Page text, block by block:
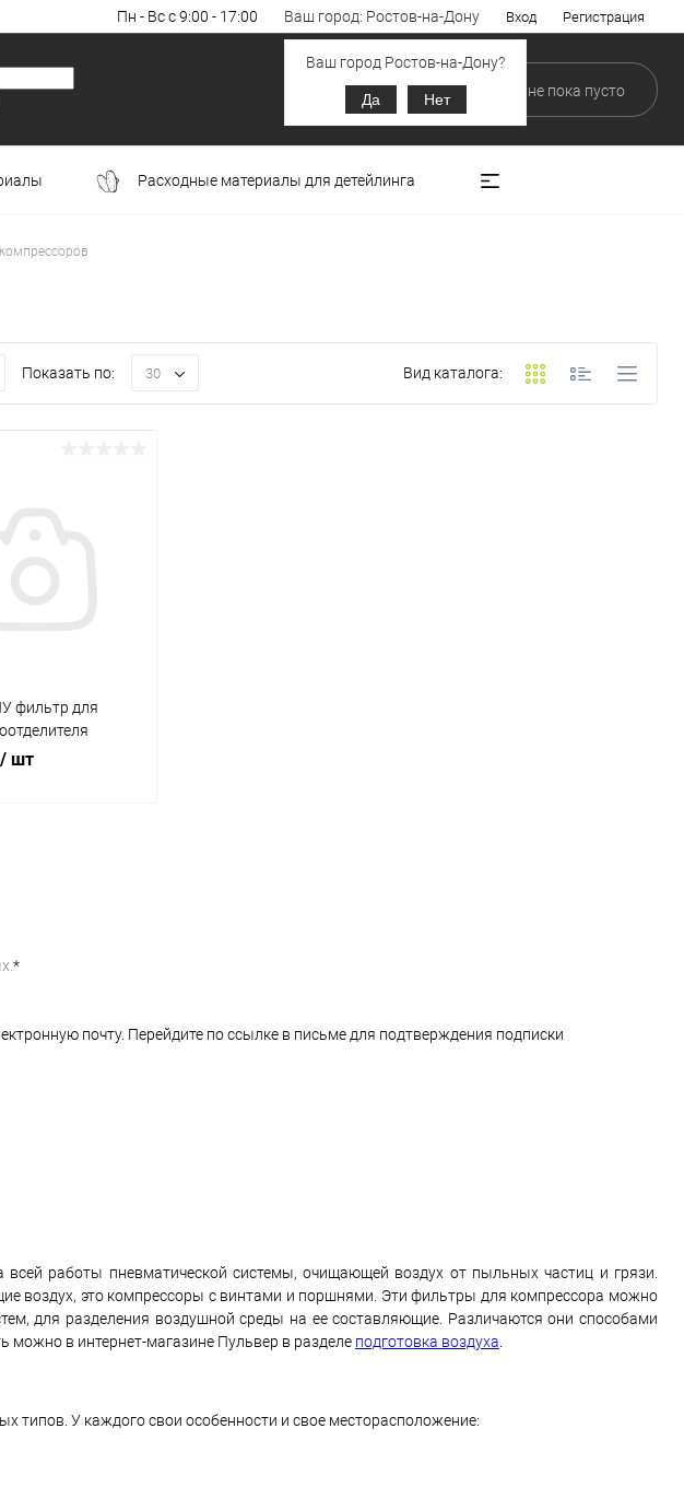
Пн - Вс с 9:00 - 17:00 Ваш город: Ростов-на-Дону
Ваш город Ростов-на-Дону?
Да Нет
Вход Регистрация
0 В корзине пока пусто
Расходные материалы для детейлинга
Показать по: 30 Вид каталога:
фильтр для
/ шт
*
почту. Перейдите по ссылке в письме для подтверждения подписки
работы пневматической системы, очищающей воздух от пыльных частиц и грязи.
воздух, это компрессоры с винтами и поршнями. Эти фильтры для компрессора можно
для разделения воздушной среды на ее составляющие. Различаются они способами
можно в интернет-магазине Пульвер в разделе подготовка воздуха.
типов. У каждого свои особенности и свое месторасположение: